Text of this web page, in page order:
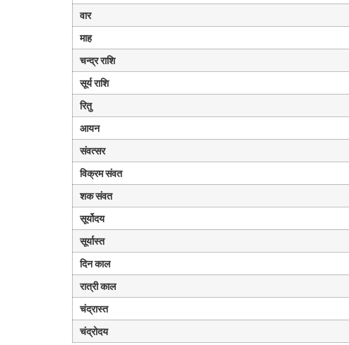
वार
माह
चन्द्र राशि
सूर्य राशि
रितु
आयन
संवत्सर
विक्रम संवत
शक संवत
सूर्योदय
सूर्यास्त
दिन काल
रात्री काल
चंद्रास्त
चंद्रोदय